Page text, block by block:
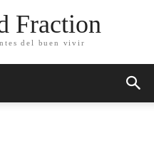
Fraction
del buen vivir